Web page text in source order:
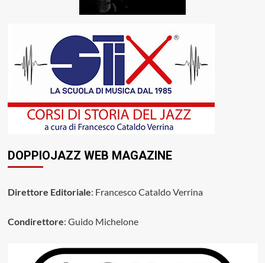
DOPPIOJAZZ WEB MAGAZINE
Direttore Editoriale: Francesco Cataldo Verrina
Condirettore: Guido Michelone